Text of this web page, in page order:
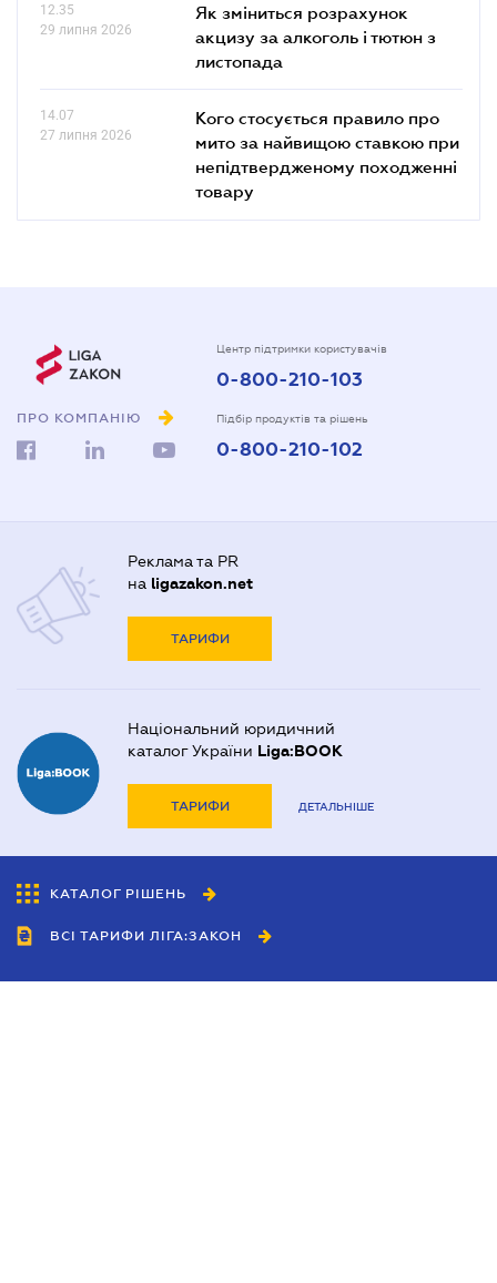
12.35
29 липня 2026
Як зміниться розрахунок
акцизу за алкоголь і тютюн з
листопада
14.07
27 липня 2026
Кого стосується правило про
мито за найвищою ставкою при
непідтвердженому походженні
товару
ПРО КОМПАНІЮ
Центр підтримки користувачів
0-800-210-103
Підбір продуктів та рішень
0-800-210-102
Реклама та PR
на ligazakon.net
ТАРИФИ
Національний юридичний
каталог України Liga:BOOK
ТАРИФИ ДЕТАЛЬНІШЕ
КАТАЛОГ РІШЕНЬ
ВСІ ТАРИФИ ЛІГА:ЗАКОН